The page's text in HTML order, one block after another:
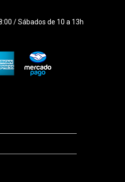
/ Sábados de 10 a 13h